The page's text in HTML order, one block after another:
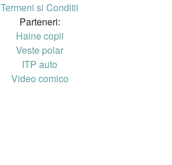
Termeni si Conditii
Parteneri:
Haine copii
Veste polar
ITP auto
Video comico